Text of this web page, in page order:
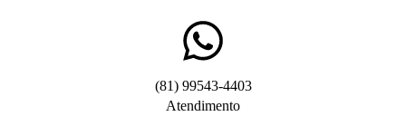
(81) 99543-4403
Atendimento